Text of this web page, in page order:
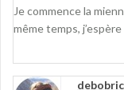
Je commence la
même temps,